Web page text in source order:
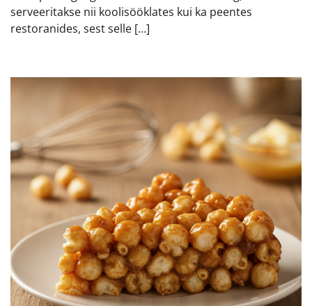
serveeritakse nii koolisööklates kui ka peentes
restoranides, sest selle […]